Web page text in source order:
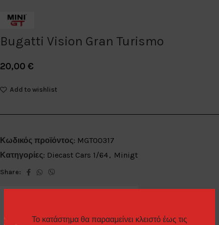
Το κατάστημα θα παρααμείνει κλειστό έως τις
Bugatti Vision Gran Turismo
20,00 €
Add to wishlist
Κωδικός προϊόντος: MGT00317
Κατηγορίες: Diecast Cars 1/64, Minigt
Share: